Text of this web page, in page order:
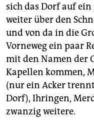
sich das Dorf auf
weiter über den
und von da in die
Vorneweg ein paar
mit den Namen der
Kapellen kommen,
(nur ein Acker
Dorf), Ihringen,
zwanzig weitere.